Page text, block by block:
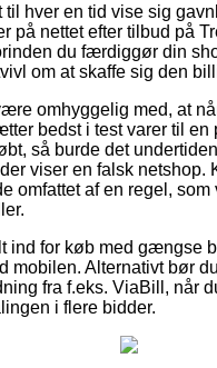
til hver en tid vise sig
på nettet efter tilbud på
du færdiggør din
om at skaffe sig den
omhyggelig med, at
bedst i test varer til en
så burde det
viser en falsk netshop.
omfattet af en regel,
ind for køb med gængse
mobilen. Alternativt bør
fra f.eks. ViaBill, når
i flere bidder.